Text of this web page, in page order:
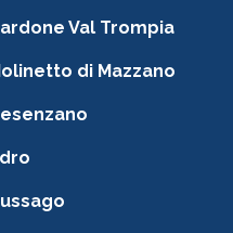
Val Trompia
di Mazzano